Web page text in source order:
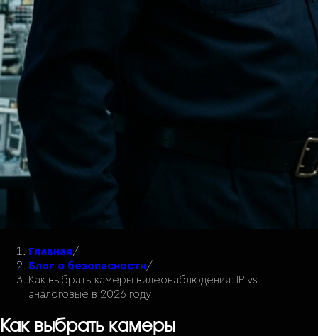
Главная/
Блог о безопасности/
Как выбрать камеры видеонаблюдения: IP vs
аналоговые в 2026 году
Как выбрать камеры